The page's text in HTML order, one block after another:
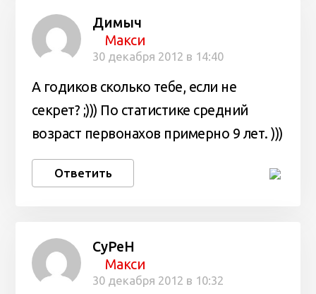
Димыч
Макси
30 декабря 2012 в 14:40
А годиков сколько тебе, если не
секрет? ;))) По статистике средний
возраст первонахов примерно 9 лет. )))
Ответить
CyPeH
Макси
30 декабря 2012 в 10:32